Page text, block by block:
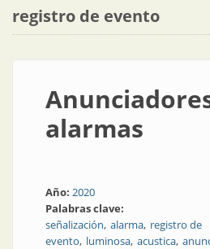
registro de evento
alarmas
Año: 2020
Palabras clave:
señalización alarma registro de
evento luminosa acustica